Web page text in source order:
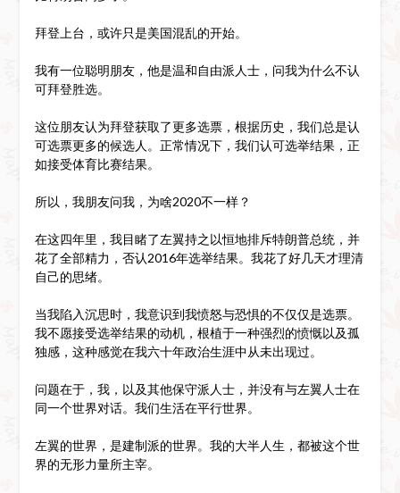
拜登上台，或许只是美国混乱的开始。
我有一位聪明朋友，他是温和自由派人士，问我为什么不认
可拜登胜选。
这位朋友认为拜登获取了更多选票，根据历史，我们总是认
可选票更多的候选人。正常情况下，我们认可选举结果，正
如接受体育比赛结果。
所以，我朋友问我，为啥2020不一样？
在这四年里，我目睹了左翼持之以恒地排斥特朗普总统，并
花了全部精力，否认2016年选举结果。我花了好几天才理清
自己的思绪。
当我陷入沉思时，我意识到我愤怒与恐惧的不仅仅是选票。
我不愿接受选举结果的动机，根植于一种强烈的愤慨以及孤
独感，这种感觉在我六十年政治生涯中从未出现过。
问题在于，我，以及其他保守派人士，并没有与左翼人士在
同一个世界对话。我们生活在平行世界。
左翼的世界，是建制派的世界。我的大半人生，都被这个世
界的无形力量所主宰。